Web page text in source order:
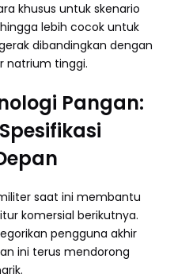
khusus untuk skenario
lebih cocok untuk
dibandingkan dengan
natrium tinggi.
Pangan:
saat ini membantu
komersial berikutnya.
pengguna akhir
ini terus mendorong